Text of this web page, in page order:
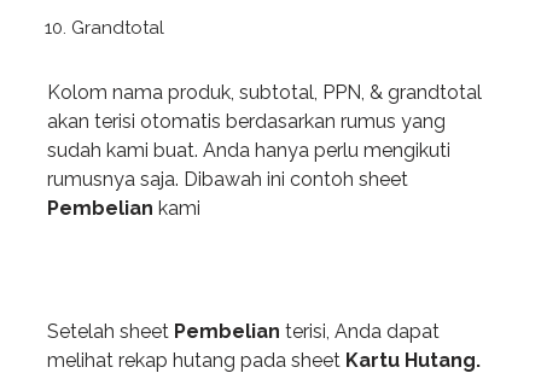
Grandtotal
Kolom nama produk, subtotal, PPN, & grandtotal
akan terisi otomatis berdasarkan rumus yang
sudah kami buat. Anda hanya perlu mengikuti
rumusnya saja. Dibawah ini contoh sheet
Pembelian kami
Setelah sheet Pembelian terisi, Anda dapat
melihat rekap hutang pada sheet Kartu Hutang.